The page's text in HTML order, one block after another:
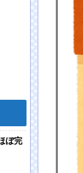
ぼ完